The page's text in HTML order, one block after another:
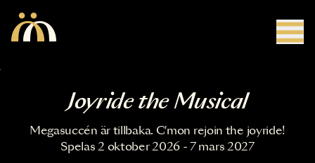
Joyride the Musical
Megasuccén är tillbaka. C'mon rejoin the joyride!
Spelas 2 oktober 2026 - 7 mars 2027